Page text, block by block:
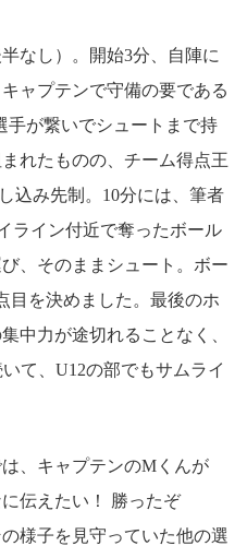
なし）。開始3分、自陣に
ャプテンで守備の要である
手が繋いでシュートまで持
れたものの、チーム得点王
込み先制。10分には、筆者
ライン付近で奪ったボール
、そのままシュート。ボー
目を決めました。最後のホ
中力が途切れることなく、
て、U12の部でもサムライ
、キャプテンのMくんが
伝えたい！ 勝ったぞ
様子を見守っていた他の選